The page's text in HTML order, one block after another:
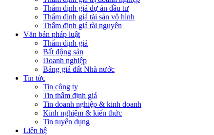
Thẩm định giá dự án đầu tư
Thẩm định giá tài sản vô hình
Thẩm định giá tài nguyên
Văn bản pháp luật
Thẩm định giá
Bất động sản
Doanh nghiệp
Bảng giá đất Nhà nước
Tin tức
Tin công ty
Tin thẩm định giá
Tin doanh nghiệp & kinh doanh
Kinh nghiệm & kiến thức
Tin tuyển dụng
Liên hệ